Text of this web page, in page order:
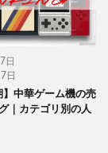
日
日
】中華ゲーム機の売
｜カテゴリ別の人